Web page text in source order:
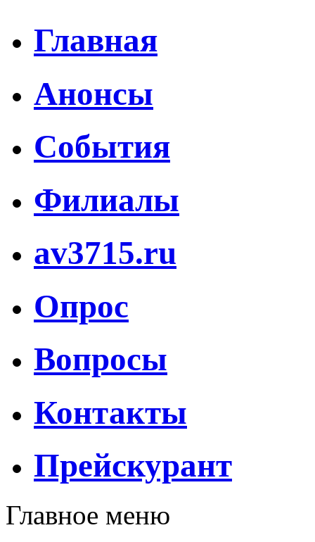
Главная
Анонсы
События
Филиалы
av3715.ru
Опрос
Вопросы
Контакты
Прейскурант
Главное меню